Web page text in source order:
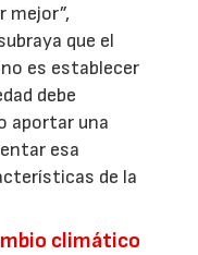
mejor”,
que el
es establecer
debe
aportar una
esa
de la
climático